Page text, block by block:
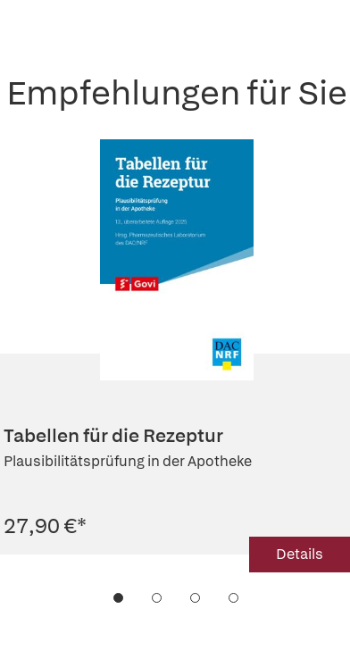
Empfehlungen für Sie
Tabellen für die Rezeptur
Plausibilitätsprüfung in der Apotheke
27,90 €*
Details